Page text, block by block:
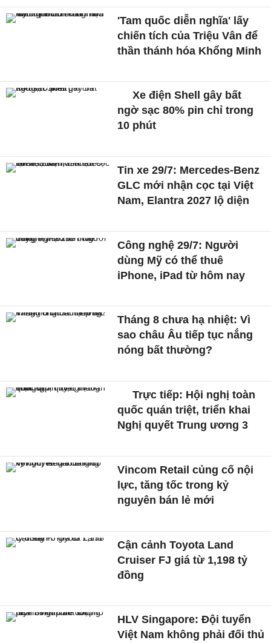
'Tam quốc diễn nghĩa' lấy
chiến tích của Triệu Vân để
thần thánh hóa Khổng Minh
Xe điện Shell gây bất
ngờ sạc 80% pin chỉ trong
10 phút
Tin xe 29/7: Mercedes-Benz
GLC mới nhận cọc tại Việt
Nam, Elantra 2027 lộ diện
Công nghệ 29/7: Người
dùng Mỹ có thể thuê
iPhone, iPad từ hôm nay
Tháng 8 chưa hạ nhiệt: Vì
sao châu Âu tiếp tục nắng
nóng bất thường?
Trực tiếp: Hội nghị toàn
quốc quán triệt, triển khai
Nghị quyết Trung ương 3
Vincom Retail củng cố nội
lực, tăng tốc trong kỷ
nguyên bán lẻ mới
Cận cảnh Toyota Land
Cruiser FJ giá từ 1,198 tỷ
đồng
HLV Singapore: Đội tuyển
Việt Nam không phải đối thủ